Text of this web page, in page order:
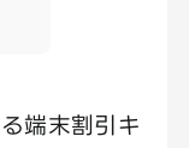
端末割引キ